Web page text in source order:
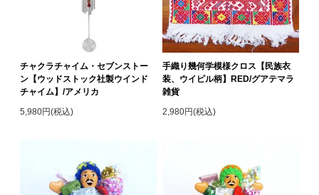
チャクラチャイム・セブンストー
ン【ウッドストック社製ウインド
チャイム】/アメリカ
5,980円(税込)
手織り幾何学模様クロス【民族衣
装、ウイピル柄】RED/グアテマラ
雑貨
2,980円(税込)